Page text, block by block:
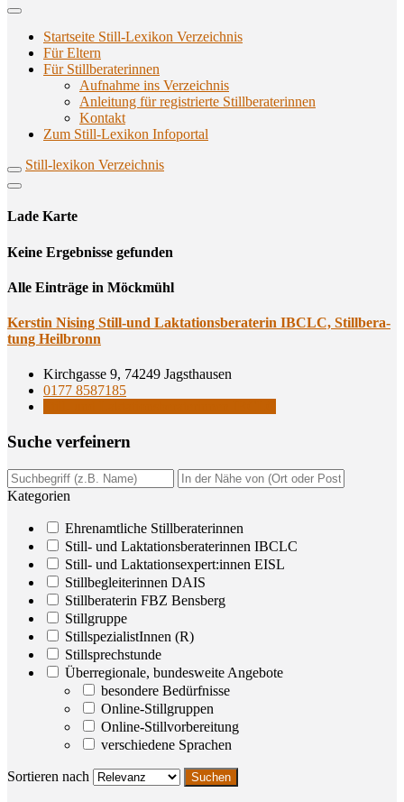
Startseite Still-Lexikon Verzeichnis
Für Eltern
Für Stillberaterinnen
Aufnahme ins Verzeichnis
Anlei­tung für regis­trier­te Stillberaterinnen
Kon­takt
Zum Still-Lexikon Infoportal
Still-lexikon Verzeichnis
Lade Karte
Кeine Ergebnisse gefunden
Alle Einträge in Möckmühl
Kers­tin Nis­ing Still-und Lak­ta­ti­ons­be­ra­te­rin IBCLC, Still­be­ra­
tung Heilbronn
Kirchgasse 9, 74249 Jagsthausen
0177 8587185
Suche ver­fei­nern
Kategorien
Ehrenamtliche Stillberaterinnen
Still- und Laktationsberaterinnen IBCLC
Still- und Laktationsexpert:innen EISL
Stillbegleiterinnen DAIS
Stillberaterin FBZ Bensberg
Stillgruppe
StillspezialistInnen (R)
Stillsprechstunde
Überregionale, bundesweite Angebote
besondere Bedürfnisse
Online-Stillgruppen
Online-Stillvorbereitung
verschiedene Sprachen
Sortieren nach